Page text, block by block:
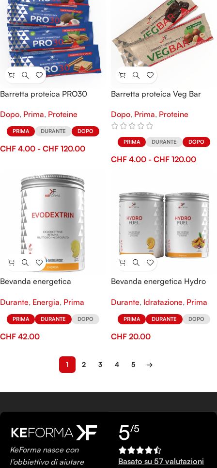
Barretta proteica PRO30
Dopo, Prima, Proteine
PRIMA DURANTE DOPO
CHF 4.00 - CHF 120.00
Barretta proteica Veg Bar
Dopo, Prima, Proteine
PRIMA DURANTE DOPO
CHF 4.00 - CHF 120.00
Bevanda energetica
Durante, Energia, Prima
PRIMA DURANTE DOPO
CHF 42.00
Bevanda energetica Hydro
Durante, Idratazione, Prima
PRIMA DURANTE DOPO
CHF 20.00
1 2 3 4 5 →
KeForma nasce con
l’obbiettivo di aiutare
5/5
Basato su 57 valutazioni